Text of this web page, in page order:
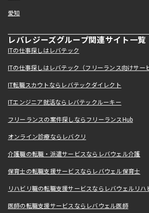
愛知
レバレジーズグループ関連サイト一覧
ITの仕事探しはレバテック
ITの仕事探しはレバテック（フリーランス向けサー
IT転職スカウトならレバテックダイレクト
ITエンジニア就活ならレバテックルーキー
フリーランスの案件探しならフリーランスHub
オンライン診療ならレバクリ
介護職の転職・派遣サービスならレバウェル介護
保育士の転職支援サービスならレバウェル保育士
リハビリ職の転職支援サービスならレバウェルリハ
医師の転職支援サービスならレバウェル医師